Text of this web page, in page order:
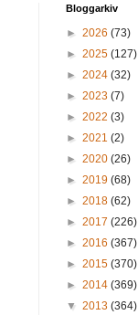
Bloggarkiv
► 2026 (73)
► 2025 (127)
► 2024 (32)
► 2023 (7)
► 2022 (3)
► 2021 (2)
► 2020 (26)
► 2019 (68)
► 2018 (62)
► 2017 (226)
► 2016 (367)
► 2015 (370)
► 2014 (369)
▼ 2013 (364)